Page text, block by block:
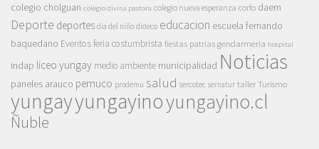
colegio cholguan colegio divina pastora colegio nueva esperanza corfo daem
Deporte deportes dia del niño dideco educacion escuela fernando
baquedano Eventosferia costumbrista fiestas patrias gendarmeria hospital
indap liceo yungay medio ambiente municipalidad Noticias
paneles arauco pemuco prodemu salud sercotec sernatur taller Turismo
yungayyungayinoyungayino.cl
Ñuble